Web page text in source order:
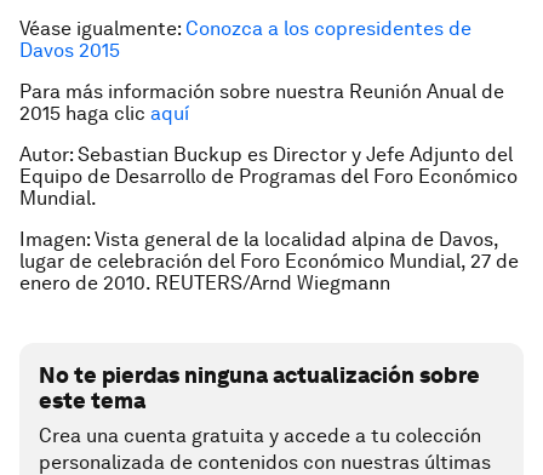
Véase igualmente: Conozca a los copresidentes de
Davos 2015
Para más información sobre nuestra Reunión Anual de
2015 haga clic aquí
Autor: Sebastian Buckup es Director y Jefe Adjunto del
Equipo de Desarrollo de Programas del Foro Económico
Mundial.
Imagen: Vista general de la localidad alpina de Davos,
lugar de celebración del Foro Económico Mundial, 27 de
enero de 2010. REUTERS/Arnd Wiegmann
No te pierdas ninguna actualización sobre
este tema
Crea una cuenta gratuita y accede a tu colección
personalizada de contenidos con nuestras últimas